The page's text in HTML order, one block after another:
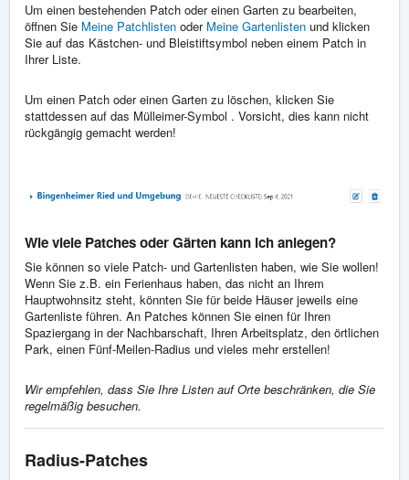
Um einen bestehenden Patch oder einen Garten zu bearbeiten,
öffnen Sie Meine Patchlisten oder Meine Gartenlisten und klicken
Sie auf das Kästchen- und Bleistiftsymbol neben einem Patch in
Ihrer Liste.
Um einen Patch oder einen Garten zu löschen, klicken Sie
stattdessen auf das Mülleimer-Symbol . Vorsicht, dies kann nicht
rückgängig gemacht werden!
Wie viele Patches oder Gärten kann ich anlegen?
Sie können so viele Patch- und Gartenlisten haben, wie Sie wollen!
Wenn Sie z.B. ein Ferienhaus haben, das nicht an Ihrem
Hauptwohnsitz steht, könnten Sie für beide Häuser jeweils eine
Gartenliste führen. An Patches können Sie einen für Ihren
Spaziergang in der Nachbarschaft, Ihren Arbeitsplatz, den örtlichen
Park, einen Fünf-Meilen-Radius und vieles mehr erstellen!
Wir empfehlen, dass Sie Ihre Listen auf Orte beschränken, die Sie
regelmäßig besuchen.
Radius-Patches